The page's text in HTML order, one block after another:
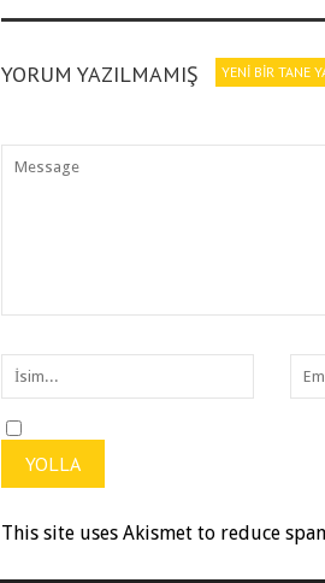
YORUM YAZILMAMIŞ YENI BIR TANE
This site uses Akismet to reduce